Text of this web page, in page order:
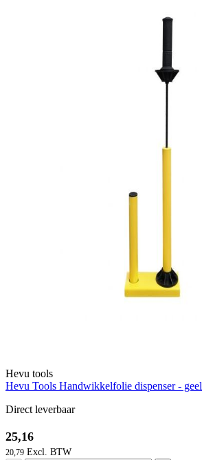
Hevu tools
Hevu Tools Handwikkelfolie dispenser - geel
Direct leverbaar
25,16
20,79